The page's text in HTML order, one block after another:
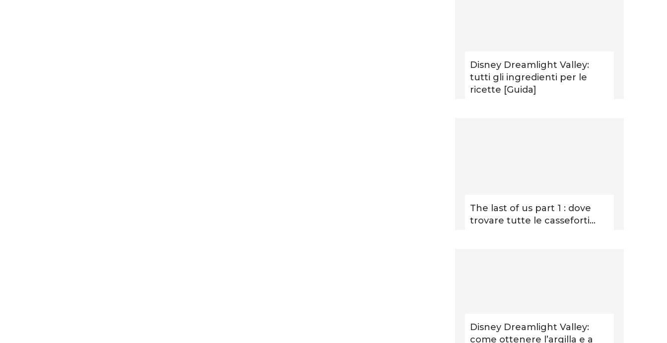
Disney Dreamlight Valley:
tutti gli ingredienti per le
ricette [Guida]
The last of us part 1 : dove
trovare tutte le casseforti...
Disney Dreamlight Valley:
come ottenere l’argilla e a